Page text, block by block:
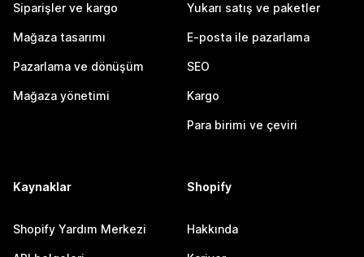
Siparişler ve kargo
Mağaza tasarımı
Pazarlama ve dönüşüm
Mağaza yönetimi
Yukarı satış ve paketler
E-posta ile pazarlama
SEO
Kargo
Para birimi ve çeviri
Kaynaklar
Shopify Yardım Merkezi
Shopify
Hakkında